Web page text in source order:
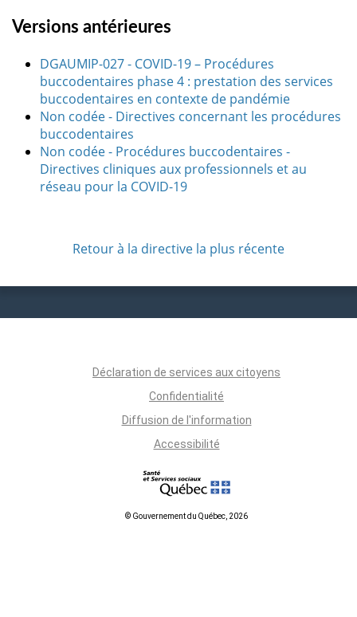
Versions antérieures
DGAUMIP-027 - COVID-19 – Procédures
buccodentaires phase 4 : prestation des services
buccodentaires en contexte de pandémie
Non codée - Directives concernant les procédures
buccodentaires
Non codée - Procédures buccodentaires -
Directives cliniques aux professionnels et au
réseau pour la COVID-19
Retour à la directive la plus récente
Déclaration de services aux citoyens
Confidentialité
Diffusion de l'information
Accessibilité
© Gouvernement du Québec, 2026